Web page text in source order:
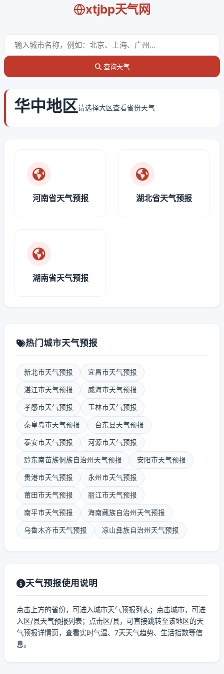
xtjbp天气网
查询天气
华中地区请选择大区查看省份天气
河南省天气预报 湖北省天气预报
湖南省天气预报
热门城市天气预报
新北市天气预报 宜昌市天气预报
湛江市天气预报 威海市天气预报
孝感市天气预报 玉林市天气预报
秦皇岛市天气预报 台东县天气预报
泰安市天气预报 河源市天气预报
黔东南苗族侗族自治州天气预报 安阳市天气预报
贵港市天气预报 永州市天气预报
莆田市天气预报 丽江市天气预报
南平市天气预报 海南藏族自治州天气预报
乌鲁木齐市天气预报 凉山彝族自治州天气预报
天气预报使用说明
点击上方的省份，可进入城市天气预报列表；点击城市，可进
入区/县天气预报列表；点击区/县，可直接跳转至该地区的天
气预报详情页，查看实时气温、7天天气趋势、生活指数等信
息。